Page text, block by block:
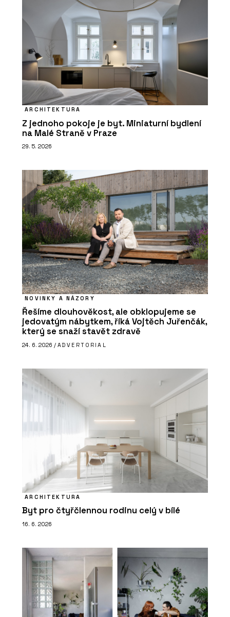
ARCHITEKTURA
Z jednoho pokoje je byt. Miniaturní bydlení
na Malé Straně v Praze
29. 5. 2026
NOVINKY A NÁZORY
Řešíme dlouhověkost, ale obklopujeme se
jedovatým nábytkem, říká Vojtěch Juřenčák,
který se snaží stavět zdravě
24. 6. 2026 / ADVERTORIAL
ARCHITEKTURA
Byt pro čtyřčlennou rodinu celý v bílé
16. 6. 2026